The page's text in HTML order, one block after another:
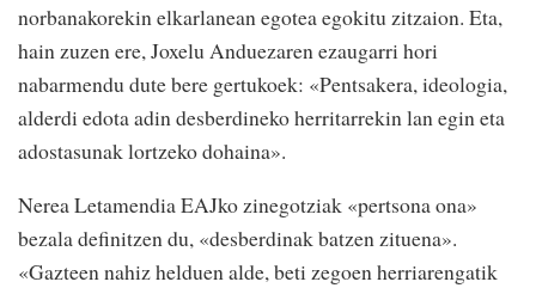
norbanakorekin elkarlanean egotea egokitu zitzaion. Eta,
hain zuzen ere, Joxelu Anduezaren ezaugarri hori
nabarmendu dute bere gertukoek: «Pentsakera, ideologia,
alderdi edota adin desberdineko herritarrekin lan egin eta
adostasunak lortzeko dohaina».
Nerea Letamendia EAJko zinegotziak «pertsona ona»
bezala definitzen du, «desberdinak batzen zituena».
«Gazteen nahiz helduen alde, beti zegoen herriarengatik